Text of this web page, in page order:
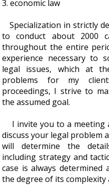
3. economic law
Specialization in strictly
to conduct about 2000
throughout the entire
experience necessary to
legal issues, which at
problems for my
proceedings, I strive to
the assumed goal.
I invite you to a meeting
discuss your legal problem
will determine the
including strategy and
case is always
the degree of its complexity